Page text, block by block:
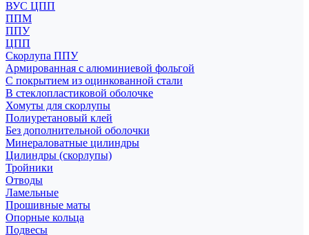
ВУС ЦПП
ППМ
ППУ
ЦПП
Скорлупа ППУ
Армированная с алюминиевой фольгой
С покрытием из оцинкованной стали
В стеклопластиковой оболочке
Хомуты для скорлупы
Полиуретановый клей
Без дополнительной оболочки
Минераловатные цилиндры
Цилиндры (скорлупы)
Тройники
Отводы
Ламельные
Прошивные маты
Опорные кольца
Подвесы